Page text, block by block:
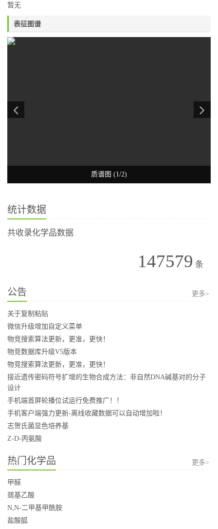
暂无
表征图谱
质谱图 (1/2)
统计数据
共收录化学品数据
147579 条
公告 更多>
关于复制粘贴
微信升级增加自定义菜单
物竞搜索算法更新，更准，更快！
物竞数据库升级V5版本
物竞搜索算法更新，更准，更快！
接近遗传密码符号扩增的生物合成方法：非自然DNA碱基对的分子
设计
手机端首屏轮播位试运行免费推广！！
手机客户端强力更新-离线收藏数据可以自动增加啦！
志贺氏菌显色培养基
Z-D-丙氨酸
热门化学品 更多>
甲醛
巯基乙酸
N,N-二甲基甲酰胺
盐酸胍